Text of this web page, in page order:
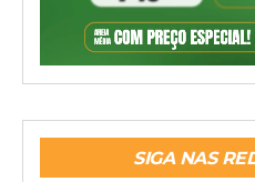
SIGA NAS